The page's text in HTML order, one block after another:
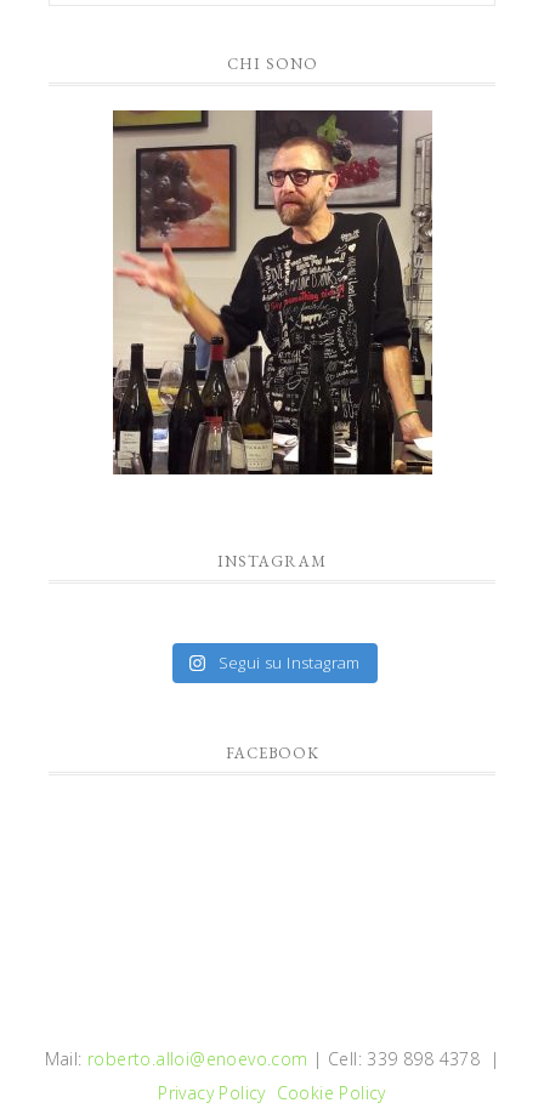
CHI SONO
INSTAGRAM
Segui su Instagram
FACEBOOK
Mail: roberto.alloi@enoevo.com | Cell: 339 898 4378 |
Privacy Policy Cookie Policy